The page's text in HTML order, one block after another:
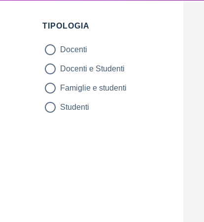
TIPOLOGIA
Docenti
Docenti e Studenti
Famiglie e studenti
Studenti